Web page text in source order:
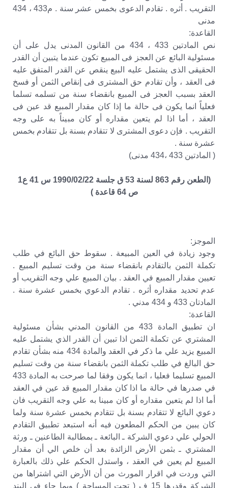
التقريب . أثره . تقادم الدعوى بخمس عشر سنة . م433 ، 434
مدنى
القاعدة:
نص المادتين 433 ، 434 من القانون المدنى يدل على أن
مسئولية البائع عن العجز فى المبيع تكون عندما يتبين أن القدر
الحقيقى الذى يشتمل عليه البيع ينقص عن القدر المتفق عليه
فى العقد ، وأن تقادم حق المشترى فى إنقاص الثمن أو فسخ
العقد بسبب العجز فى المبيع بانقضاء سنة من تسلمه تسلما
فعلياً انما يكون فى حالة ما إذا كان مقدار المبيع قد عين فى
العقد ، أما اذا لم يتعين مقداره أو كان مبيناً به على وجه
التقريب . فإن دعوى المشترى لا تتقادم بسنة بل تتقادم بخمس
عشرة سنة .
( المادتين 433 ،434 مدنى)
(الطعن رقم 863 لسنة 53 ق جلسة 1990/02/22 س 41 ع1
ص 64 قاعدة )
الموجز:
وجود زيادة في العين المبيعة . سقوط حق البائع في طلب
تكملة الثمن بالتقادم بانقضاء سنة من وقت تسليم المبيع .
تعيين مقدار المبيع في العقد . بيان المبيع علي وجه التقريب أو
عدم تحديد مقداره أثره . تقادم الدعوي بخمس عشرة سنة .
المادتان 433 و 434 مدني .
القاعدة:
ان تطبيق المادة 433 من القانون المدني بشأن مسئولية
المشتري عن تكملة الثمن اذا تبين أن القدر الذي يشتمل عليه
المبيع يزيد علي ما ذكر في العقد والمادة 434 منه بشأن تقادم
حق البالغ في طلب تكملة الثمن بانقضاء سنة من وقت تسليم
المبيع تسليما فعليا ، انما يكون وفقا لما صرحت به المادة 433
في صدرها في حالة ما اذا كان مقدار المبيع قد عين في العقد
أما اذا لم يتعين مقداره أو كان مبينا به علي وجه التقريب فان
دعوي البائع لا تتقادم بسنة بل تتقادم بخمس عشرة سنة ولما
كان يبين من الحكم المطعون فيه أنه استبعد تطبيق التقادم
الحولي علي دعوي الشركة ـ البائعة ـ بمطالبة الطاعنين ـ ورثة
المشتري ـ بثمن الأرض الزائدة بعد أن خلص الي أن مقدار
المبيع لم يعين في العقد ، واستدل الحكم علي ذلك بالعبارة
التي وردت في اقرار المورث من أن الأرض التي اشتراها من
الشركة وقدرها 15 ف ( تحت المساحة ) وبما جاء في البند